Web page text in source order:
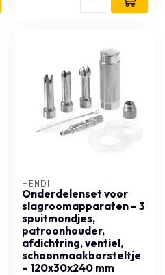
HENDI
Onderdelenset voor
slagroomapparaten – 3
spuitmondjes,
patroonhouder,
afdichtring, ventiel,
schoonmaakborsteltje
– 120x30x240 mm